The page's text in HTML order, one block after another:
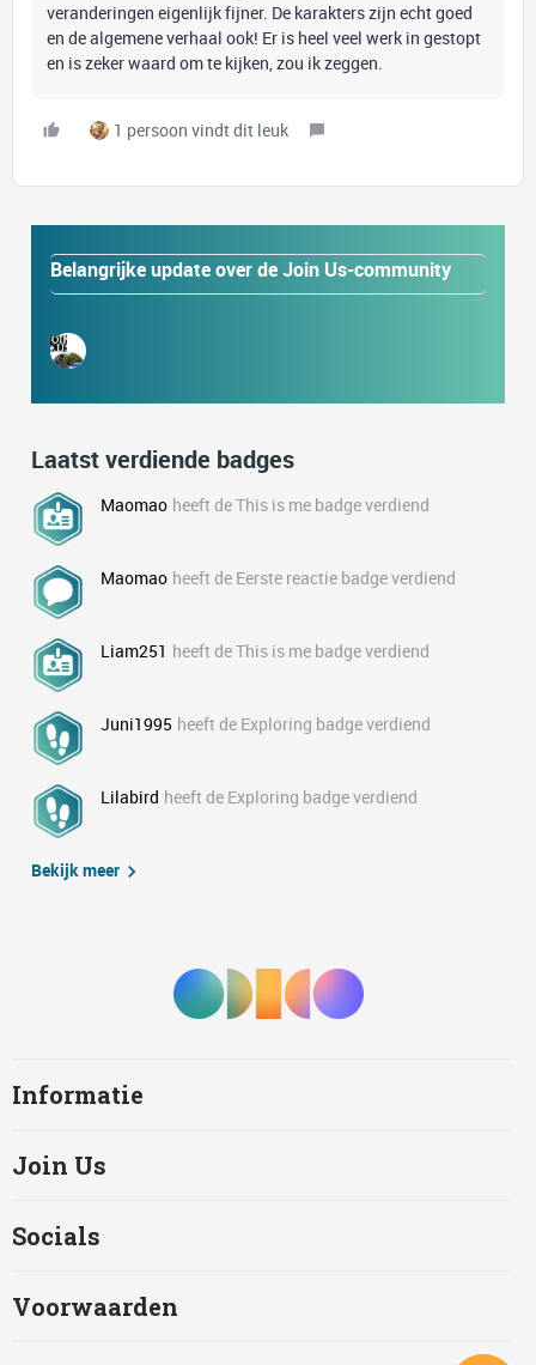
veranderingen eigenlijk fijner. De karakters zijn echt goed
en de algemene verhaal ook! Er is heel veel werk in gestopt
en is zeker waard om te kijken, zou ik zeggen.
1 persoon vindt dit leuk
Belangrijke update over de Join Us-community
Laatst verdiende badges
Maomao heeft de This is me badge verdiend
Maomao heeft de Eerste reactie badge verdiend
Liam251 heeft de This is me badge verdiend
Juni1995 heeft de Exploring badge verdiend
Lilabird heeft de Exploring badge verdiend
Bekijk meer
Informatie
Join Us
Socials
Voorwaarden